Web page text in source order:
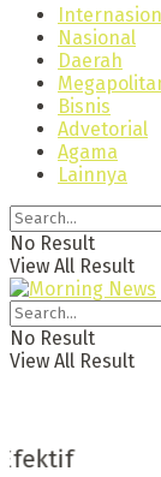
Nasional
Daerah
Bisnis
Advetorial
Agama
Lainnya
No Result
View All Result
No Result
View All Result